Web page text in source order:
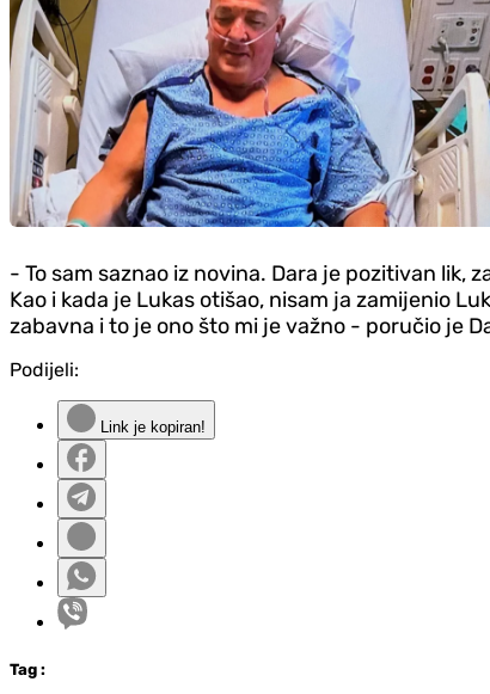
- To sam saznao iz novina. Dara je pozitivan lik,
Kao i kada je Lukas otišao, nisam ja zamijenio
zabavna i to je ono što mi je važno - poručio je
Podijeli:
Link je kopiran!
Tag :